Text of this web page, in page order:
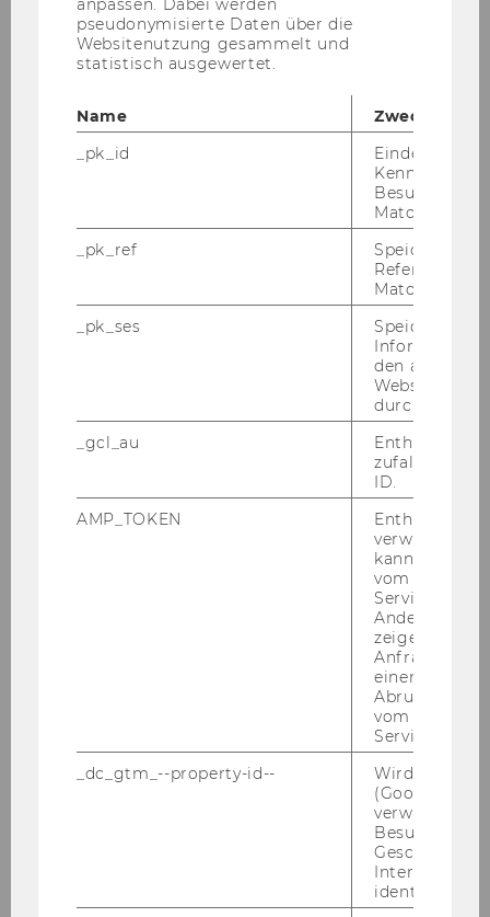
sowie 544-610 ;Lang,
Introduction to the Law of
Double Taxation Conventions
Umgründungssteuerrecht 2018
Lehre
Studienverlauf
Eucotax
Masterarbeiten
anpassen. Dabei werden
pseudonymisierte Daten über die
Websitenutzung gesammelt und
statistisch ausgewertet.
Name
Zweck
_pk_id
Eindeutige
Besuchers
Matomo.
_pk_ref
Speicherung
Referrers
Matomo.
_pk_ses
Speicherung
den aktuellen
durch
_gcl_au
Enthält eine
ID.
AMP_TOKEN
Enthält ein
verwendet
kann, um
vom AMP-
Service
Andere
zeigen Opt-
Anfrage im
einen Fehler
Abrufen
vom AMP
Service an.
_dc_gtm_--property-id--
Wird von
(Google Tag
verwendet,
Besucher
Geschlecht
Interessen zu
identifizieren.